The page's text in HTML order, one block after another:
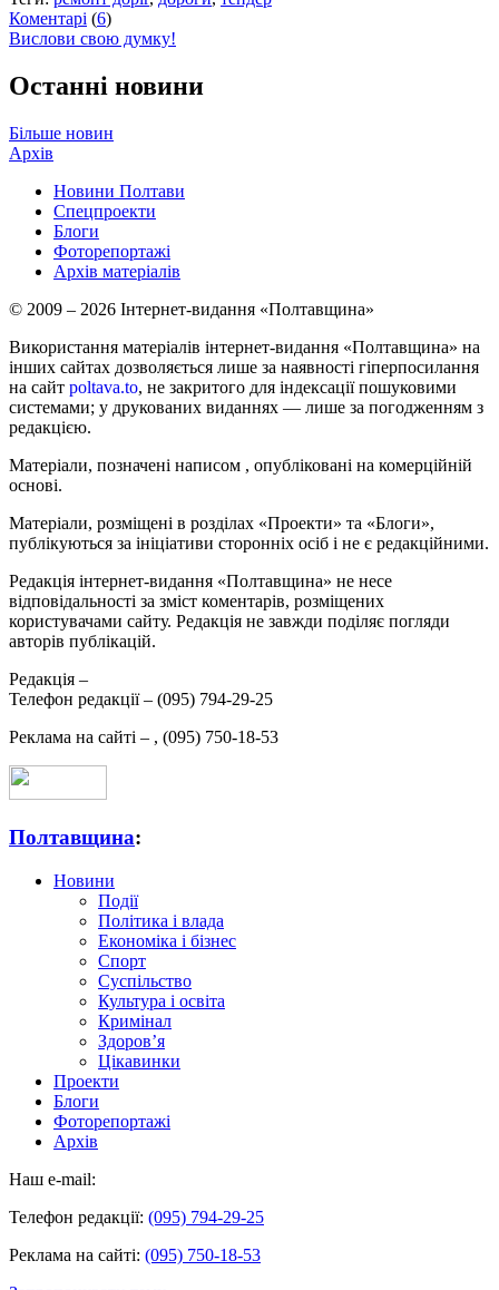
Коментарі (6)
Вислови свою думку!
Останні новини
Більше новин
Архів
Новини Полтави
Спецпроекти
Блоги
Фоторепортажі
Архів матеріалів
© 2009 – 2026 Інтернет-видання «Полтавщина»
Використання матеріалів інтернет-видання «Полтавщина» на
інших сайтах дозволяється лише за наявності гіперпосилання
на сайт poltava.to, не закритого для індексації пошуковими
системами; у друкованих виданнях — лише за погодженням з
редакцією.
Матеріали, позначені написом , опубліковані на комерційній
основі.
Матеріали, розміщені в розділах «Проекти» та «Блоги»,
публікуються за ініціативи сторонніх осіб і не є редакційними.
Редакція інтернет-видання «Полтавщина» не несе
відповідальності за зміст коментарів, розміщених
користувачами сайту. Редакція не завжди поділяє погляди
авторів публікацій.
Редакція –
Телефон редакції – (095) 794-29-25
Реклама на сайті – , (095) 750-18-53
Полтавщина:
Новини
Події
Політика і влада
Економіка і бізнес
Спорт
Суспільство
Культура і освіта
Кримінал
Здоров’я
Цікавинки
Проекти
Блоги
Фоторепортажі
Архів
Наш e-mail:
Телефон редакції: (095) 794-29-25
Реклама на сайті: (095) 750-18-53